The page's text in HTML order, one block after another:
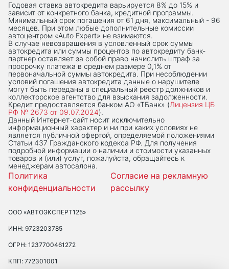
Годовая ставка автокредита варьируется 8% до 15% и
зависит от конкретного банка, кредитной программы.
Минимальный срок погашения от 61 дня, максимальный - 96
месяцев. При этом любые дополнительные комиссии
автоцентром «Auto Expert» не взимаются.
В случае невозвращения в условленный срок суммы
автокредита или суммы процентов по автокредиту банк-
партнер оставляет за собой право начислить штраф за
просрочку платежа в среднем размере 0,1% от
первоначальной суммы автокредита. При несоблюдении
условий погашения автокредита данные о нарушителе
могут быть переданы в специальный реестр должников и
коллекторское агентство для взыскания задолженности.
Кредит предоставляется банком АО «ТБанк» (Лицензия ЦБ
РФ № 2673 от 09.07.2024).
Данный Интернет-сaйт носит исключительно
информационный характер и ни при каких условиях не
является публичной офертой, определяемой положениями
Статьи 437 Гражданского кодекса РФ. Для получения
подробной информации о наличии и стоимости указанных
товаров и (или) услуг, пожалуйста, обращайтесь к
менеджерам автосалона.
Политика
конфиденциальности
Согласие на рекламную
рассылку
ООО «АВТОЭКСПЕРТ125»
ИНН: 9723203785
ОГРН: 1237700461272
КПП: 772301001